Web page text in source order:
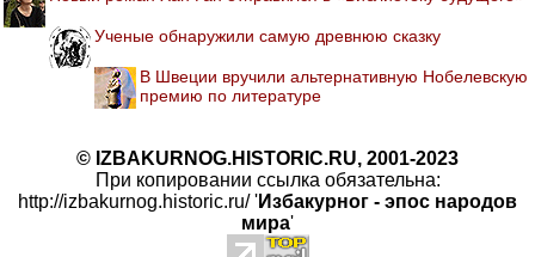
Ученые обнаружили самую древнюю сказку
В Швеции вручили альтернативную Нобелевскую
премию по литературе
© IZBAKURNOG.HISTORIC.RU, 2001-2023
При копировании ссылка обязательна:
http://izbakurnog.historic.ru/ 'Избакурног - эпос народов
мира'